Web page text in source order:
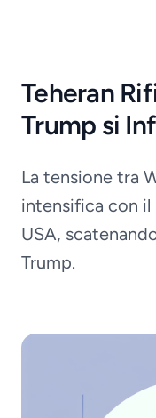
Teheran
Trump si
La tensione tra
intensifica con
USA,
Trump.